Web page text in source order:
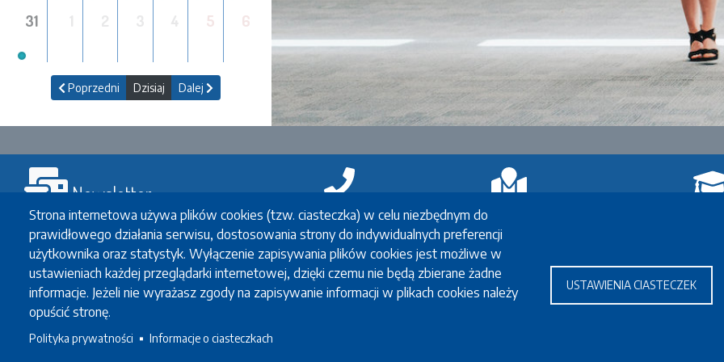
31 5 6
Poprzedni Dzisiaj Dalej
Strona internetowa używa plików cookies (tzw. ciasteczka) w celu niezbędnym do
prawidłowego działania serwisu, dostosowania strony do indywidualnych preferencji
użytkownika oraz statystyk. Wyłączenie zapisywania plików cookies jest możliwe w
ustawieniach każdej przeglądarki internetowej, dzięki czemu nie będą zbierane żadne
informacje. Jeżeli nie wyrażasz zgody na zapisywanie informacji w plikach cookies należy
opuścić stronę.
Polityka prywatności Informacje o ciasteczkach
USTAWIENIA CIASTECZEK
Newsletter
Email
Email do zapisania na listę odbiorców
Zapisz się
Kontakt
Biuro Współpracy
Międzynarodowej
Koordynatorzy
Wymiana studencka
Erasmus+
Erasmus+ praktyki
Inne wymiany
Koordynatorzy